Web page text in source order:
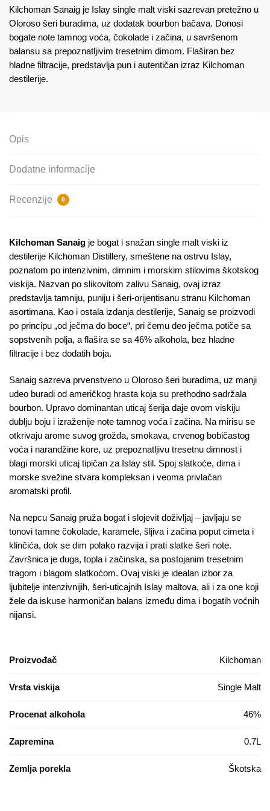
Kilchoman Sanaig je Islay single malt viski sazrevan pretežno u
Oloroso šeri buradima, uz dodatak bourbon bačava. Donosi
bogate note tamnog voća, čokolade i začina, u savršenom
balansu sa prepoznatljivim tresetnim dimom. Flaširan bez
hladne filtracije, predstavlja pun i autentičan izraz Kilchoman
destilerije.
Opis
Dodatne informacije
Recenzije 0
Kilchoman Sanaig je bogat i snažan single malt viski iz
destilerije Kilchoman Distillery, smeštene na ostrvu Islay,
poznatom po intenzivnim, dimnim i morskim stilovima škotskog
viskija. Nazvan po slikovitom zalivu Sanaig, ovaj izraz
predstavlja tamniju, puniju i šeri-orijentisanu stranu Kilchoman
asortimana. Kao i ostala izdanja destilerije, Sanaig se proizvodi
po principu „od ječma do boce“, pri čemu deo ječma potiče sa
sopstvenih polja, a flašira se sa 46% alkohola, bez hladne
filtracije i bez dodatih boja.
Sanaig sazreva prvenstveno u Oloroso šeri buradima, uz manji
udeo buradi od američkog hrasta koja su prethodno sadržala
bourbon. Upravo dominantan uticaj šerija daje ovom viskiju
dublju boju i izraženije note tamnog voća i začina. Na mirisu se
otkrivaju arome suvog grožđa, smokava, crvenog bobičastog
voća i narandžine kore, uz prepoznatljivu tresetnu dimnost i
blagi morski uticaj tipičan za Islay stil. Spoj slatkoće, dima i
morske svežine stvara kompleksan i veoma privlačan
aromatski profil.
Na nepcu Sanaig pruža bogat i slojevit doživljaj – javljaju se
tonovi tamne čokolade, karamele, šljiva i začina poput cimeta i
klinčića, dok se dim polako razvija i prati slatke šeri note.
Završnica je duga, topla i začinska, sa postojanim tresetnim
tragom i blagom slatkoćom. Ovaj viski je idealan izbor za
ljubitelje intenzivnijih, šeri-uticajnih Islay maltova, ali i za one koji
žele da iskuse harmoničan balans između dima i bogatih voćnih
nijansi.
Proizvođač Kilchoman
Vrsta viskija Single Malt
Procenat alkohola 46%
Zapremina 0.7L
Zemlja porekla Škotska